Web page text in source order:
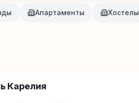
Апартаменты Хостелы
Карелия